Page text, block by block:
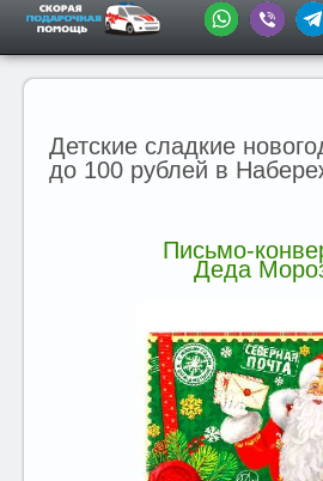
Детские сладкие
до 100 рублей в
Письмо-
Деда